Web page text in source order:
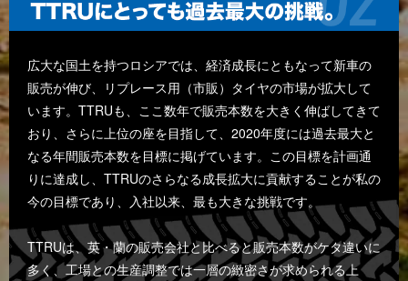
広大な国土を持つロシアでは、経済成長にともなって新車の
販売が伸び、リプレース用（市販）タイヤの市場が拡大して
います。TTRUも、ここ数年で販売本数を大きく伸ばしてきて
おり、さらに上位の座を目指して、2020年度には過去最大と
なる年間販売本数を目標に掲げています。この目標を計画通
りに達成し、TTRUのさらなる成長拡大に貢献することが私の
今の目標であり、入社以来、最も大きな挑戦です。
TTRUは、英・蘭の販売会社と比べると販売本数がケタ違いに
多く、工場との生産調整では一層の緻密さが求められる上